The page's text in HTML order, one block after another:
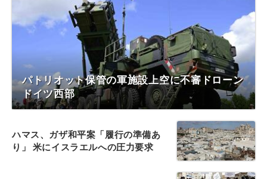
パトリオット保管の軍施設上空に不審ドローン
ドイツ西部
ハマス、ガザ和平案「履行の準備あ
り」 米にイスラエルへの圧力要求